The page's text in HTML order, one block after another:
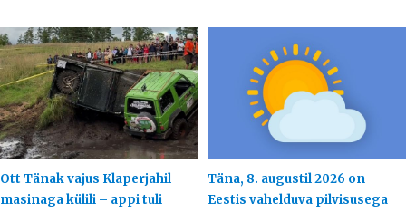
Ott Tänak vajus Klaperjahil
masinaga külili – appi tuli
Täna, 8. augustil 2026 on
Eestis vahelduva pilvisusega